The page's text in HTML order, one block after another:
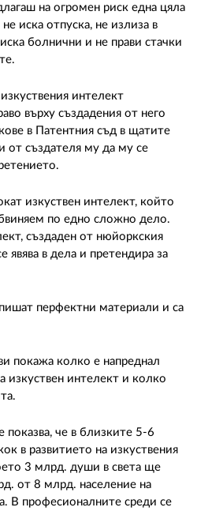
на огромен риск една цяла
иска отпуска, не излиза в
болнични и не прави стачки
интелект
върху създадения от него
в Патентния съд в щатите
от създателя му да му се
изкуствен интелект, който
по едно сложно дело.
създаден от нюйоркския
явява в дела и претендира за
перфектни материали и са
покажа колко е напреднал
изкуствен интелект и колко
показва, че в близките 5-6
в развитието на изкуствения
3 млрд. души в света ще
от 8 млрд. население на
В професионалните среди се